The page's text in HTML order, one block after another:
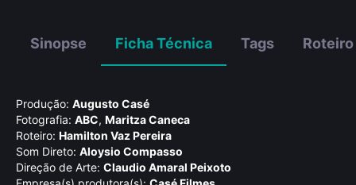
Sinopse Ficha Técnica Tags Roteiro
Produção: Augusto Casé
Fotografia: ABC, Maritza Caneca
Roteiro: Hamilton Vaz Pereira
Som Direto: Aloysio Compasso
Direção de Arte: Claudio Amaral Peixoto